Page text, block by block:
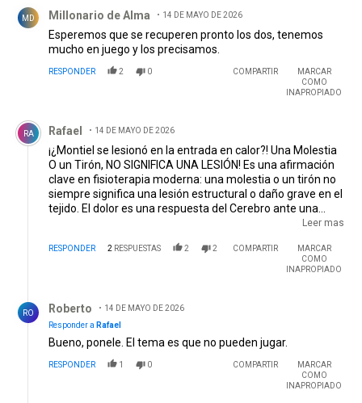
MD Millonario de Alma 14 DE MAYO DE 2026
Esperemos que se recuperen pronto los dos, tenemos
mucho en juego y los precisamos.
RESPONDER 2 0 COMPARTIR
MARCAR
COMO
INAPROPIADO
Comentario de Rafael.
RA Rafael 14 DE MAYO DE 2026
¡¿Montiel se lesionó en la entrada en calor?! Una Molestia
O un Tirón, NO SIGNIFICA UNA LESIÓN! Es una afirmación
clave en fisioterapia moderna: una molestia o un tirón no
siempre significa una lesión estructural o daño grave en el
tejido. El dolor es una respuesta del Cerebro ante una
amenaza percibida, no necesariamente un indicador
ESTUDIEN NO SEAN LIBERTOS.
EDITADO
Leer mas
RESPONDER 2 RESPUESTAS 2 2 COMPARTIR
MARCAR
COMO
INAPROPIADO
RO Roberto
14 DE MAYO DE 2026
Responder a Rafael
Bueno, ponele. El tema es que no pueden jugar.
RESPONDER 1 0 COMPARTIR
MARCAR
COMO
INAPROPIADO